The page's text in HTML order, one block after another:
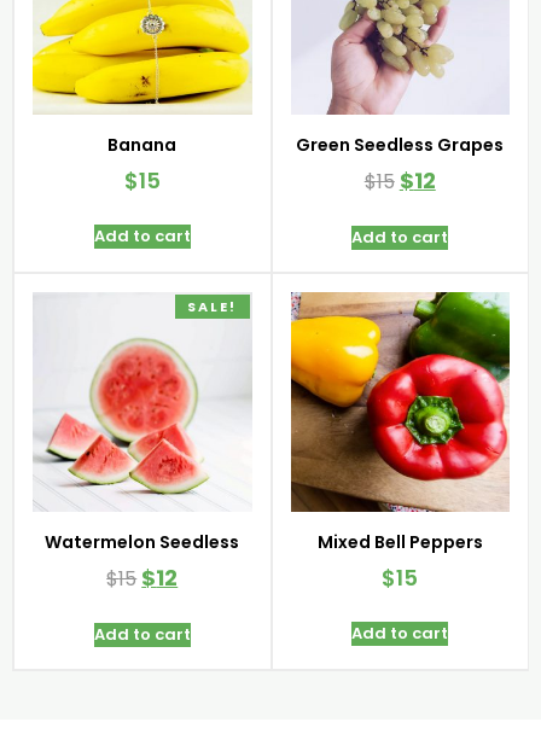
Banana
$15
Add to cart
Green Seedless Grapes
$15 $12
Add to cart
SALE!
Watermelon Seedless
$15 $12
Add to cart
Mixed Bell Peppers
$15
Add to cart